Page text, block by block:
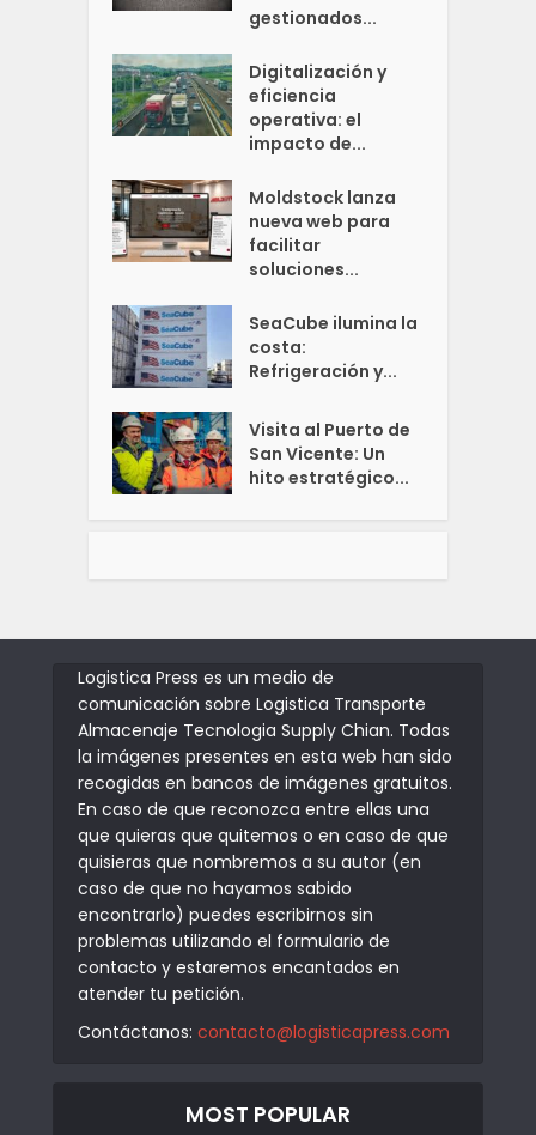
gestionados...
Digitalización y
eficiencia
operativa: el
impacto de...
Moldstock lanza
nueva web para
facilitar
soluciones...
SeaCube ilumina la
costa:
Refrigeración y...
Visita al Puerto de
San Vicente: Un
hito estratégico...
Logistica Press es un medio de
comunicación sobre Logistica Transporte
Almacenaje Tecnologia Supply Chian. Todas
la imágenes presentes en esta web han sido
recogidas en bancos de imágenes gratuitos.
En caso de que reconozca entre ellas una
que quieras que quitemos o en caso de que
quisieras que nombremos a su autor (en
caso de que no hayamos sabido
encontrarlo) puedes escribirnos sin
problemas utilizando el formulario de
contacto y estaremos encantados en
atender tu petición.
Contáctanos: contacto@logisticapress.com
MOST POPULAR